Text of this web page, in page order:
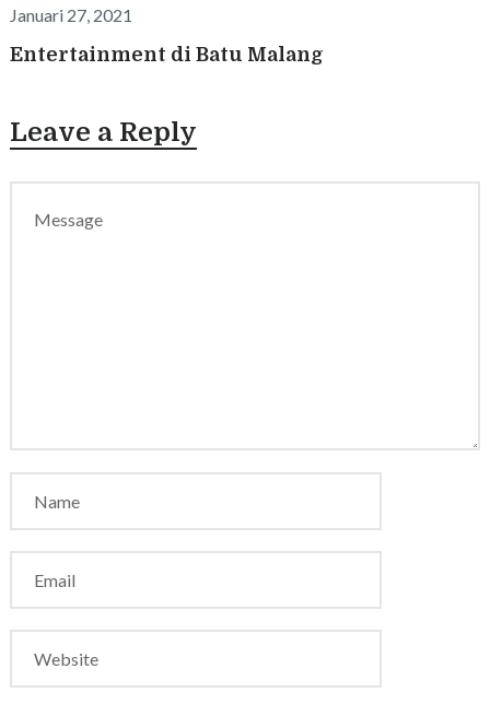
Januari 27, 2021
Entertainment di Batu Malang
Leave a Reply